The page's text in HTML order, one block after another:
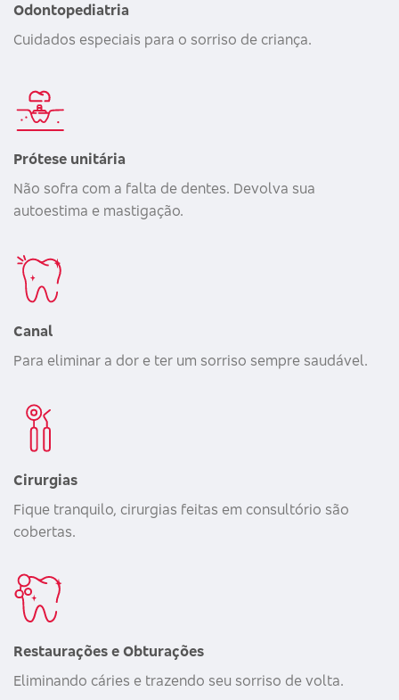
Odontopediatria
Cuidados especiais para o sorriso de criança.
Prótese unitária
Não sofra com a falta de dentes. Devolva sua
autoestima e mastigação.
Canal
Para eliminar a dor e ter um sorriso sempre saudável.
Cirurgias
Fique tranquilo, cirurgias feitas em consultório são
cobertas.
Restaurações e Obturações
Eliminando cáries e trazendo seu sorriso de volta.